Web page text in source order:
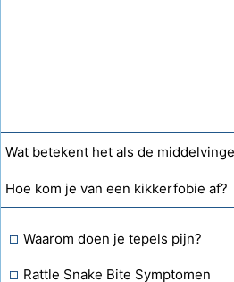
Hoe kom je van een kikkerfobie af?
Waarom doen je tepels pijn?
Rattle Snake Bite Symptomen